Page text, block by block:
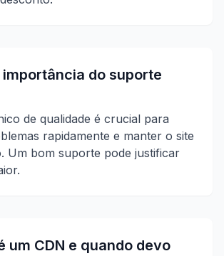
importância do suporte
de qualidade é crucial para
rapidamente e manter o site
Um bom suporte pode justificar
um CDN e quando devo